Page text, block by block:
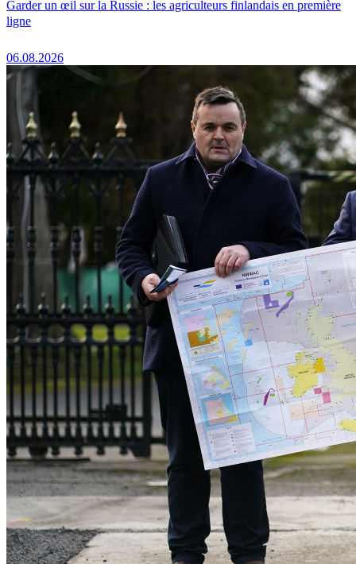
Garder un œil sur la Russie : les agriculteurs finlandais en première
ligne
06.08.2026